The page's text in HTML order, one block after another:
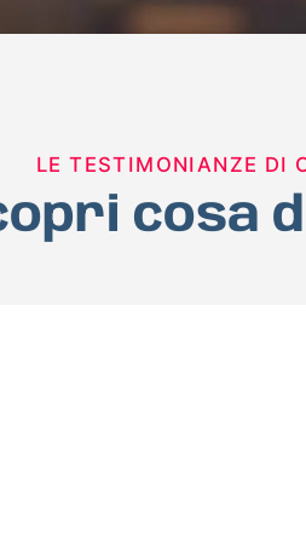
LE TESTIMONIANZE DI
cosa